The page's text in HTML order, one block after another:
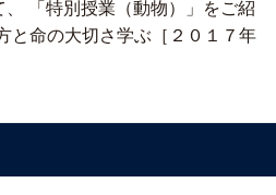
「特別授業（動物）」をご紹
と命の大切さ学ぶ［２０１７年